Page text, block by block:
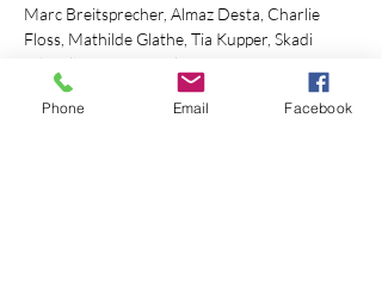
Marc Breitsprecher, Almaz Desta, Charlie
Floss, Mathilde Glathe, Tia Kupper, Skadi
Schwalbe, Linus Wenke
Phone Email Facebook